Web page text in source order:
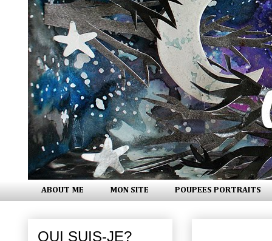
ABOUT ME MON SITE POUPEES PORTRAITS
QUI SUIS-JE?